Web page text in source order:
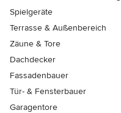
Spielgeräte
Terrasse & Außenbereich
Zäune & Tore
Dachdecker
Fassadenbauer
Tür- & Fensterbauer
Garagentore